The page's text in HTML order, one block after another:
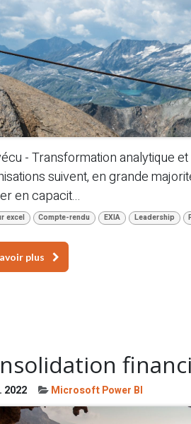
- Transformation analytique
suivent, en grande
en capacit...
excel Compte-rendu EXIA Leadership
plus
2022 Microsoft Power BI